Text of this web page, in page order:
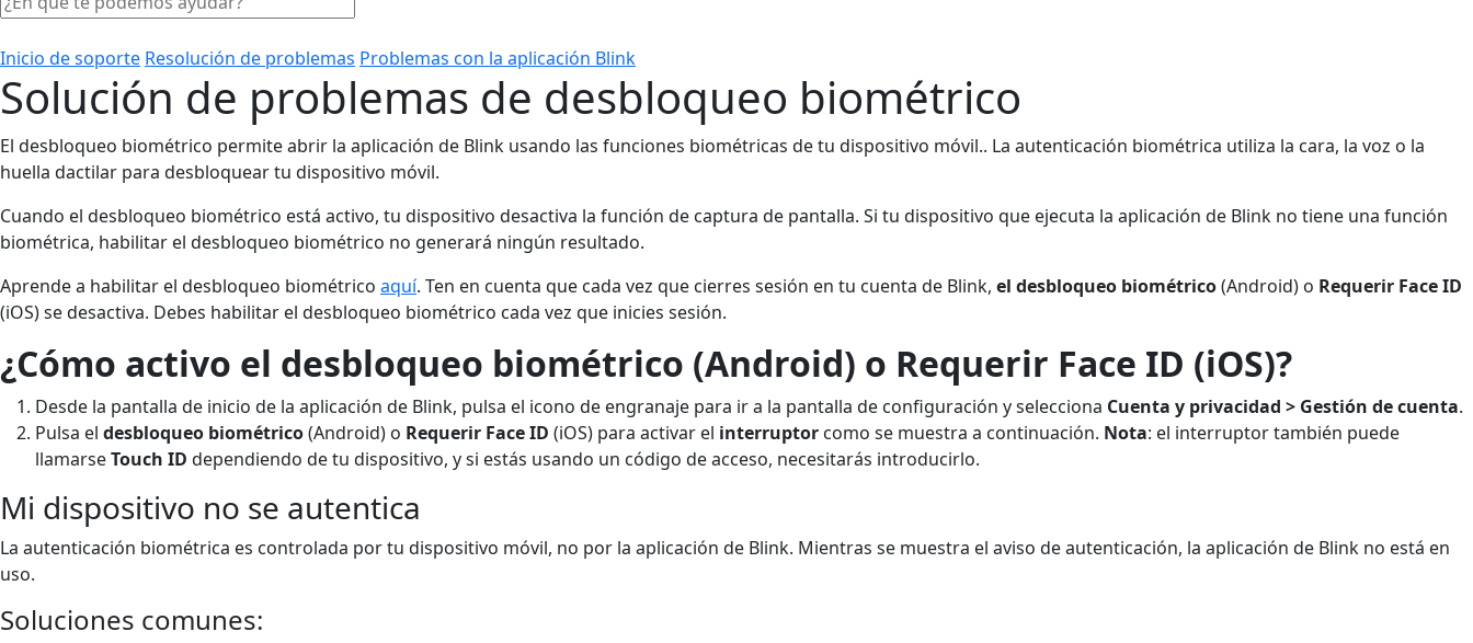
Inicio de soporte Resolución de problemas Problemas con la aplicación Blink
Solución de problemas de desbloqueo biométrico
El desbloqueo biométrico permite abrir la aplicación de Blink usando las funciones biométricas de tu dispositivo móvil.. La autenticación biométrica utiliza la cara, la voz o la
huella dactilar para desbloquear tu dispositivo móvil.
Cuando el desbloqueo biométrico está activo, tu dispositivo desactiva la función de captura de pantalla. Si tu dispositivo que ejecuta la aplicación de Blink no tiene una función
biométrica, habilitar el desbloqueo biométrico no generará ningún resultado.
Aprende a habilitar el desbloqueo biométrico aquí. Ten en cuenta que cada vez que cierres sesión en tu cuenta de Blink, el desbloqueo biométrico(Android) o Requerir Face ID
(iOS) se desactiva. Debes habilitar el desbloqueo biométrico cada vez que inicies sesión.
¿Cómo activo el desbloqueo biométrico (Android) o Requerir Face ID (iOS)?
Desde la pantalla de inicio de la aplicación de Blink, pulsa el icono de engranaje para ir a la pantalla de configuración y selecciona Cuenta y privacidad > Gestión de cuenta.
Pulsa el desbloqueo biométrico(Android) o Requerir Face ID (iOS) para activar el interruptor como se muestra a continuación. Nota: el interruptor también puede
llamarseTouch ID dependiendo de tu dispositivo, y si estás usando un código de acceso, necesitarás introducirlo.
Mi dispositivo no se autentica
La autenticación biométrica es controlada por tu dispositivo móvil, no por la aplicación de Blink. Mientras se muestra el aviso de autenticación, la aplicación de Blink no está en
uso.
Soluciones comunes: